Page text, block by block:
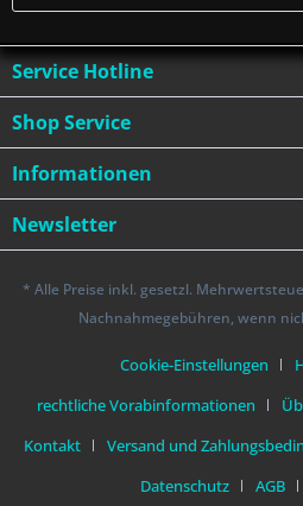
Service Hotline
Shop Service
Informationen
Newsletter
* Alle Preise inkl. gesetzl.
Nachnahmegebühren, wenn
Cookie-Einstellungen
rechtliche Vorabinformationen
Kontakt
Versand und
Datenschutz
AGB